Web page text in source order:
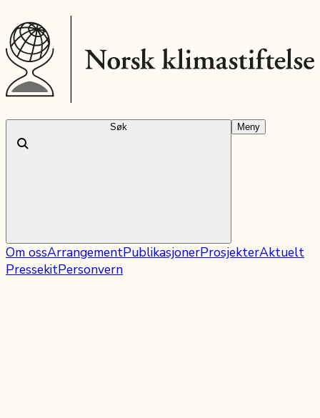
Søk Meny
Om ossArrangementPublikasjonerProsjekterAktuelt
PressekitPersonvern